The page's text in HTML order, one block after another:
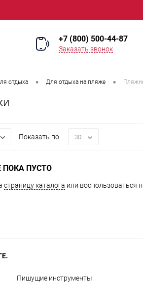
+7 (800) 500-44-87
Заказать звонок
отдыха • Для отдыха на пляже •
Показать по: 30
ПОКА ПУСТО
страницу каталога или воспользоваться
Пишущие инструменты